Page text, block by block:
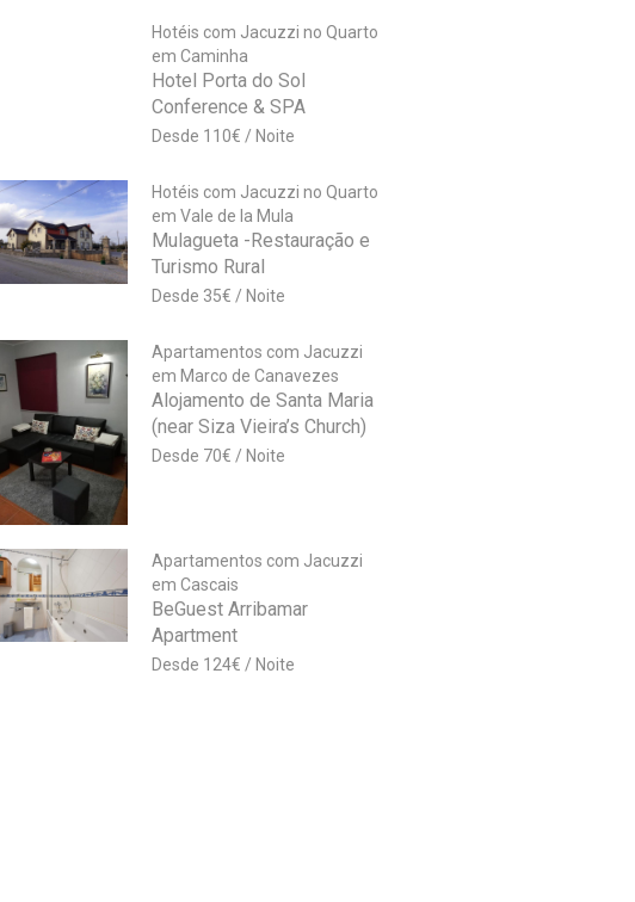
Hotéis com Jacuzzi no Quarto
em Caminha
Hotel Porta do Sol
Conference & SPA
110€
Hotéis com Jacuzzi no Quarto
em Vale de la Mula
Mulagueta -Restauração e
Turismo Rural
35€
Apartamentos com Jacuzzi
em Marco de Canavezes
Alojamento de Santa Maria
(near Siza Vieira’s Church)
70€
Apartamentos com Jacuzzi
em Cascais
BeGuest Arribamar
Apartment
124€